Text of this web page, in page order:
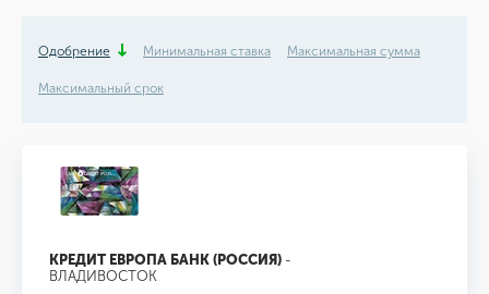
Одобрение Минимальная ставка Максимальная сумма
Максимальный срок
КРЕДИТ ЕВРОПА БАНК (РОССИЯ) -
ВЛАДИВОСТОК